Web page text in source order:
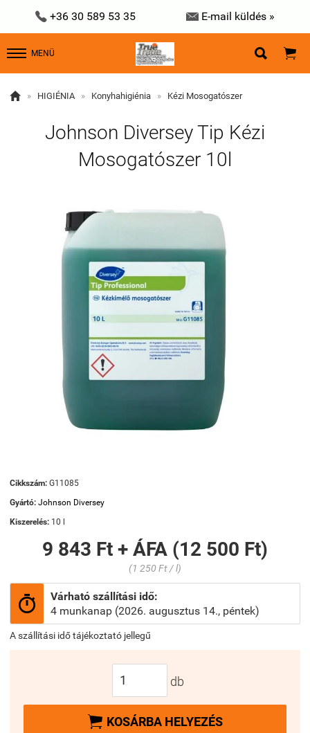
 +36 30 589 53 35  E-mail küldés »
MENÜ  
 » HIGIÉNIA » Konyhahigiénia » Kézi Mosogatószer
Johnson Diversey Tip Kézi
Mosogatószer 10l
Cikkszám: G11085
Gyártó: Johnson Diversey
Kiszerelés: 10 l
9 843 Ft + ÁFA (12 500 Ft)
(1 250 Ft / l)

Várható szállítási idő:
4 munkanap (2026. augusztus 14., péntek)
A szállítási idő tájékoztató jellegű
db
 KOSÁRBA HELYEZÉS